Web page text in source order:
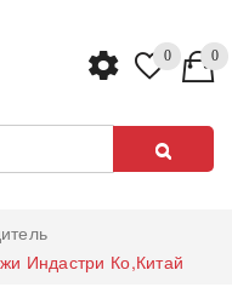
0 0
Индастри Ко,Китай